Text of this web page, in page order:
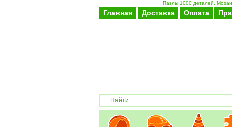
Пазлы 1000 деталей.
Главная Доставка Оплата